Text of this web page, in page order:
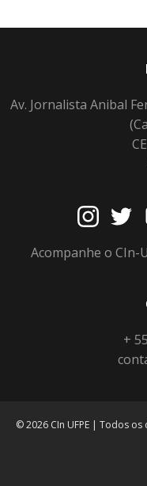
Av. Jornalista Anibal
Acompanhe o CIn-
+
© 2026 CIn UFPE | Todos